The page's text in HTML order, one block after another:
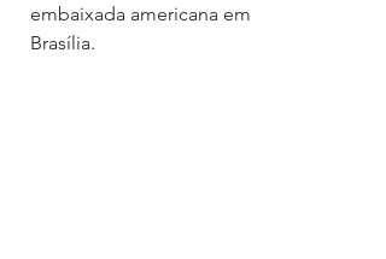
embaixada americana em